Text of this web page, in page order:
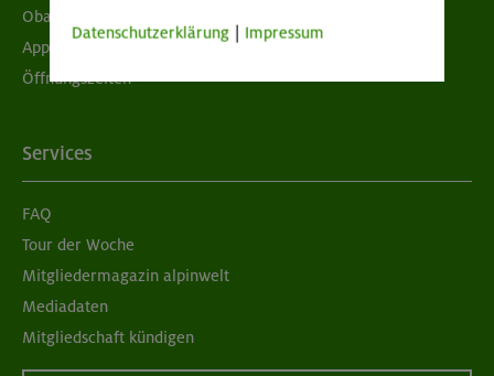
Obacht geben!
App "Mein DAV+"
Öffnungszeiten
Services
FAQ
Tour der Woche
Mitgliedermagazin alpinwelt
Mediadaten
Mitgliedschaft kündigen
Datenschutzerklärung Impressum